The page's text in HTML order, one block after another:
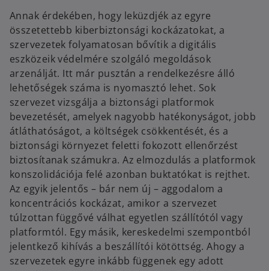
Annak érdekében, hogy leküzdjék az egyre
összetettebb kiberbiztonsági kockázatokat, a
szervezetek folyamatosan bővítik a digitális
eszközeik védelmére szolgáló megoldások
arzenálját. Itt már pusztán a rendelkezésre álló
lehetőségek száma is nyomasztó lehet. Sok
szervezet vizsgálja a biztonsági platformok
bevezetését, amelyek nagyobb hatékonyságot, jobb
átláthatóságot, a költségek csökkentését, és a
biztonsági környezet feletti fokozott ellenőrzést
biztosítanak számukra. Az elmozdulás a platformok
konszolidációja felé azonban buktatókat is rejthet.
Az egyik jelentős – bár nem új – aggodalom a
koncentrációs kockázat, amikor a szervezet
túlzottan függővé válhat egyetlen szállítótól vagy
platformtól. Egy másik, kereskedelmi szempontból
jelentkező kihívás a beszállítói kötöttség. Ahogy a
szervezetek egyre inkább függenek egy adott